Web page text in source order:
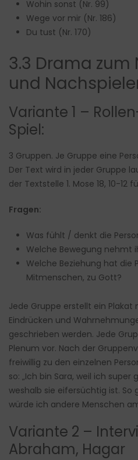
Wohin sonst (Nr. 99)
Wege vor mir (Nr. 186)
Du tust (Nr. 170)
3.3 Drama
und
Variante 1 –
Spiel:
3 Gruppen. Je Gruppe eine
Der Text wird in jeder Gruppe
der Textstelle 1. Mose 18, 10-12
Fragen:
Was fühlt / denkt die
Welche Bewegung nehmt
Welche Beziehung hat die
Mitmenschen, zu Gott?
Jede Gruppe erstellt ein
Eindrücken und
geschrieben werden. Jede
Plenum vor. Nach der
freiwillig zu den einzelnen
so: „Ich bin Sara, weil ich
weshalb sie eifersüchtig ist.
würde ich andere Menschen
Variante 2 –
Abraham, Hagar